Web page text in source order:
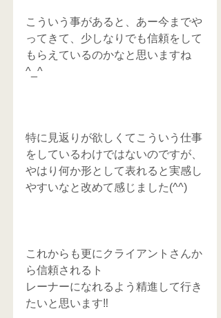
こういう事があると、あー今までや
ってきて、少しなりでも信頼をして
もらえているのかなと思いますね
^_^
特に見返りが欲しくてこういう仕事
をしているわけではないのですが、
やはり何か形として表れると実感し
やすいなと改めて感じました(^^)
これからも更にクライアントさんか
ら信頼されるト
レーナーになれるよう精進して行き
たいと思います‼️